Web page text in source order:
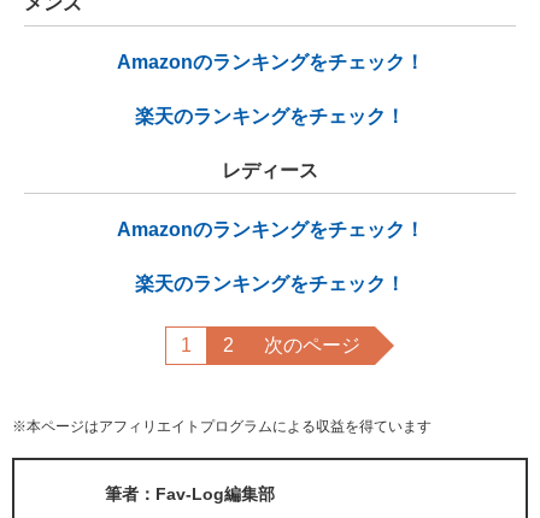
Amazonのランキングをチェック！
楽天のランキングをチェック！
レディース
Amazonのランキングをチェック！
楽天のランキングをチェック！
1 2 次のページ
※本ページはアフィリエイトプログラムによる収益を得ています
筆者：Fav-Log編集部